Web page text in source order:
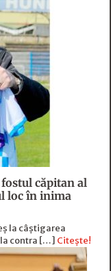
fostul căpitan al
loc în inima
la câștigarea
contra […] Citește!